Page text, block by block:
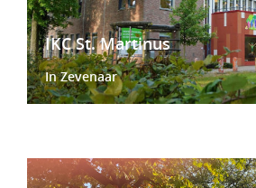
IKC St. Martinus
In Zevenaar